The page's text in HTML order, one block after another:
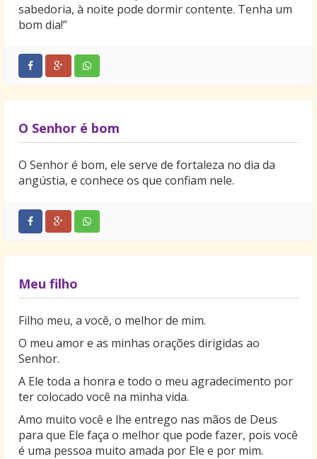
sabedoria, à noite pode dormir contente. Tenha um
bom dia!”
O Senhor é bom
O Senhor é bom, ele serve de fortaleza no dia da
angústia, e conhece os que confiam nele.
Meu filho
Filho meu, a você, o melhor de mim.
O meu amor e as minhas orações dirigidas ao
Senhor.
A Ele toda a honra e todo o meu agradecimento por
ter colocado você na minha vida.
Amo muito você e lhe entrego nas mãos de Deus
para que Ele faça o melhor que pode fazer, pois você
é uma pessoa muito amada por Ele e por mim.